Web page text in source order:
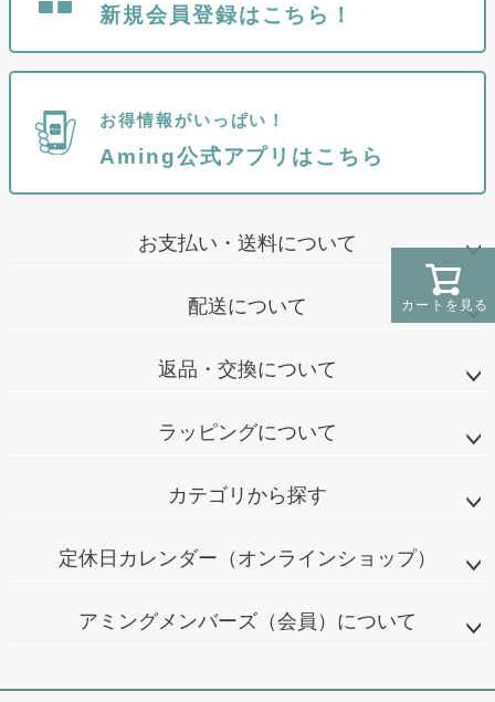
カートを見る
新規会員登録はこちら！
お得情報がいっぱい！
Aming公式アプリはこちら
お支払い・送料について
配送について
返品・交換について
ラッピングについて
カテゴリから探す
定休日カレンダー（オンラインショップ）
アミングメンバーズ（会員）について